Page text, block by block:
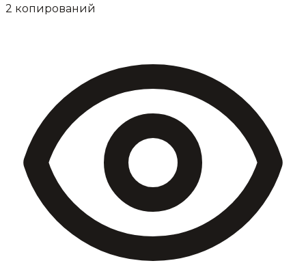
2 копирований